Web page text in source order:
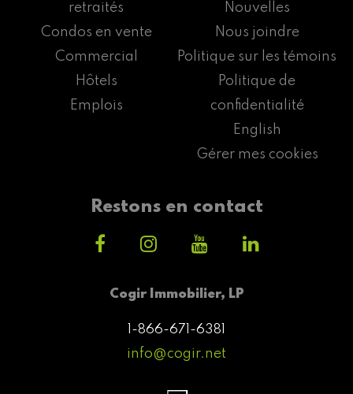
Cogir Immobilier, LP
1-866-671-6381
info@cogir.net
retraités
Condos en vente
Commercial
Hôtels
Emplois
Nouvelles
Nous joindre
Politique sur les témoins
Politique de
confidentialité
English
Gérer mes cookies
Restons en contact